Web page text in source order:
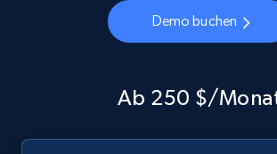
Demo buchen
Ab 250 $/